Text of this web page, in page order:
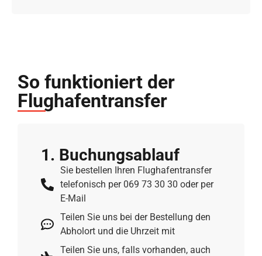
So funktioniert der
Flughafentransfer
1. Buchungs­ablauf
Sie bestellen Ihren Flughafentransfer
telefonisch per 069 73 30 30 oder per
E-Mail
Teilen Sie uns bei der Bestellung den
Abholort und die Uhrzeit mit
Teilen Sie uns, falls vorhanden, auch